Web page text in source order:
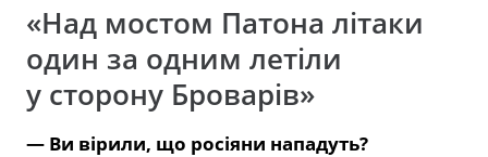
«Над мостом Патона літаки
один за одним летіли
у сторону Броварів»
— Ви вірили, що росіяни нападуть?